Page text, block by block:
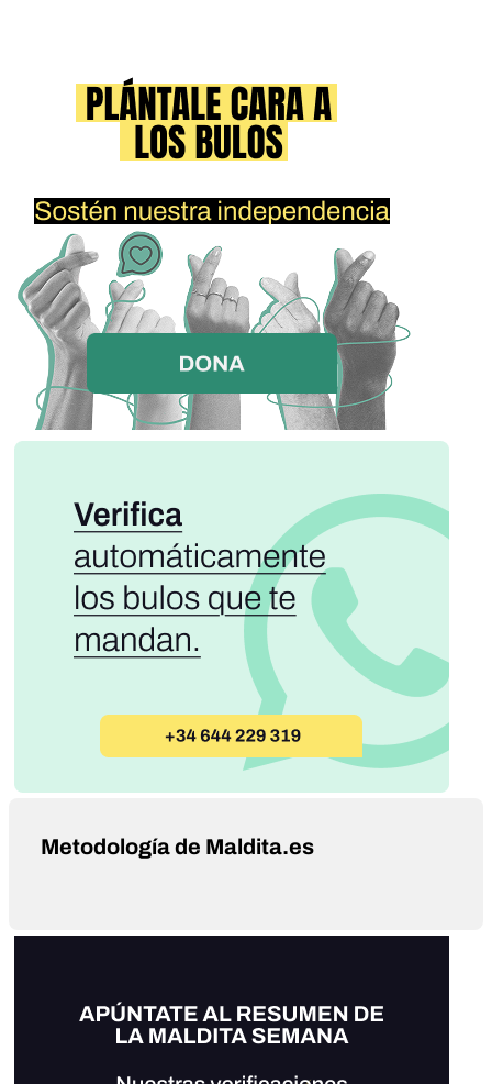
Metodología de Maldita.es